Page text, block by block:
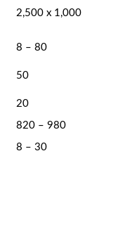
2,500 x 1,000
8 – 80
50
20
820 – 980
8 – 30